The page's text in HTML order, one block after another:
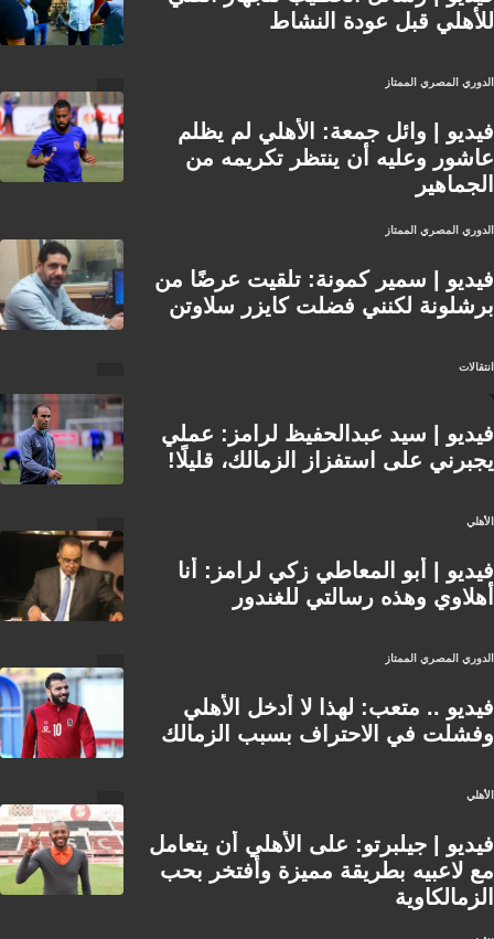
للأهلي قبل عودة النشاط
الدوري المصري الممتاز
فيديو | وائل جمعة: الأهلي لم يظلم
عاشور وعليه أن ينتظر تكريمه من
الجماهير
الدوري المصري الممتاز
فيديو | سمير كمونة: تلقيت عرضًا من
برشلونة لكنني فضلت كايزر سلاوتن
انتقالات
فيديو | سيد عبدالحفيظ لرامز: عملي
يجبرني على استفزاز الزمالك، قليلًا!
الأهلي
فيديو | أبو المعاطي زكي لرامز: أنا
أهلاوي وهذه رسالتي للغندور
الدوري المصري الممتاز
فيديو .. متعب: لهذا لا أدخل الأهلي
وفشلت في الاحتراف بسبب الزمالك
الأهلي
فيديو | جيلبرتو: على الأهلي أن يتعامل
مع لاعبيه بطريقة مميزة وأفتخر بحب
الزمالكاوية